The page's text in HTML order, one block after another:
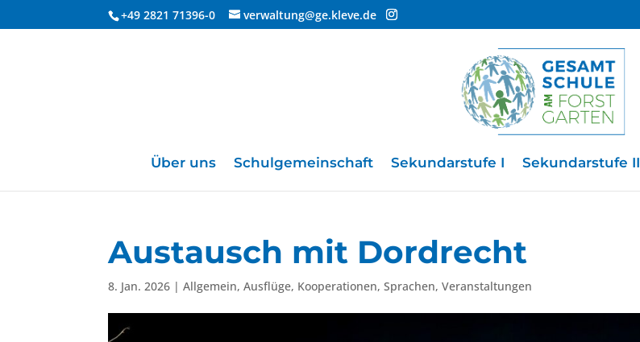
+49 2821 71396-0 verwaltung@ge.kleve.de
Über uns Schulgemeinschaft Sekundarstufe I Sekundarstufe II
Austausch mit Dordrecht
8. Jan. 2026 |Allgemein,Ausflüge, Kooperationen,Sprachen,Veranstaltungen